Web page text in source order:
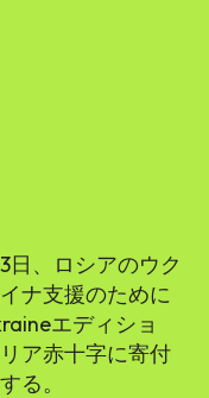
日、ロシアのウク
ナ支援のために
エディショ
ア赤十字に寄付
る。